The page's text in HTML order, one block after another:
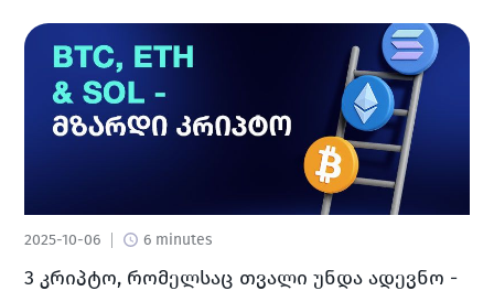
2025-10-06 6 minutes
3 კრიპტო, რომელსაც თვალი უნდა ადევნო -